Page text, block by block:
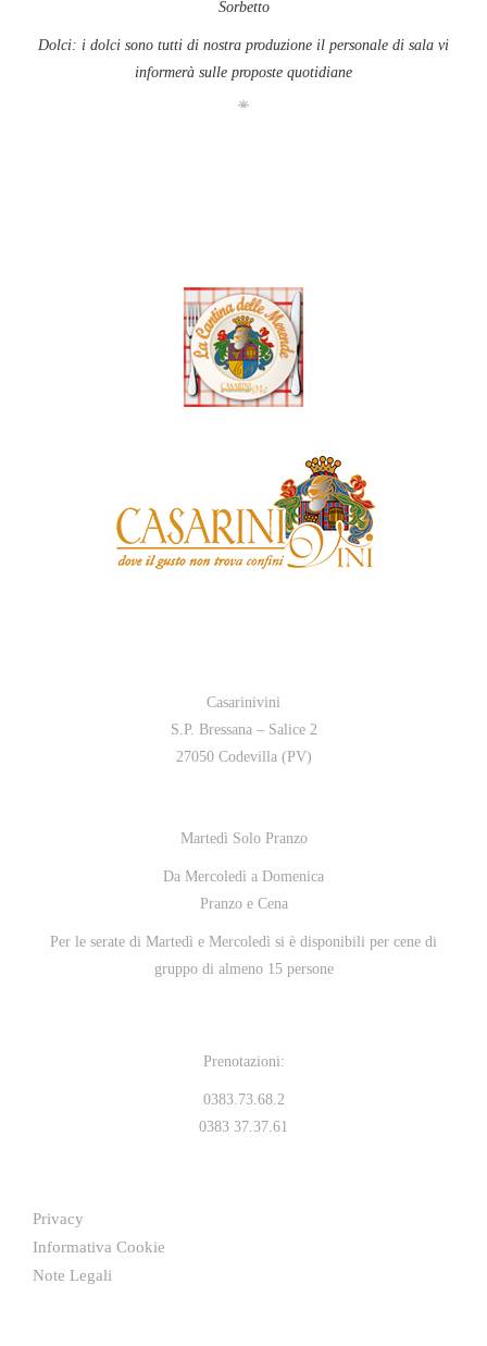
Sorbetto
Dolci: i dolci sono tutti di nostra produzione il personale di sala vi
informerà sulle proposte quotidiane
Casarinivini
S.P. Bressana – Salice 2
27050 Codevilla (PV)
Martedì Solo Pranzo
Da Mercoledì a Domenica
Pranzo e Cena
Per le serate di Martedì e Mercoledì si è disponibili per cene di
gruppo di almeno 15 persone
Prenotazioni:
0383.73.68.2
0383 37.37.61
Privacy
Informativa Cookie
Note Legali